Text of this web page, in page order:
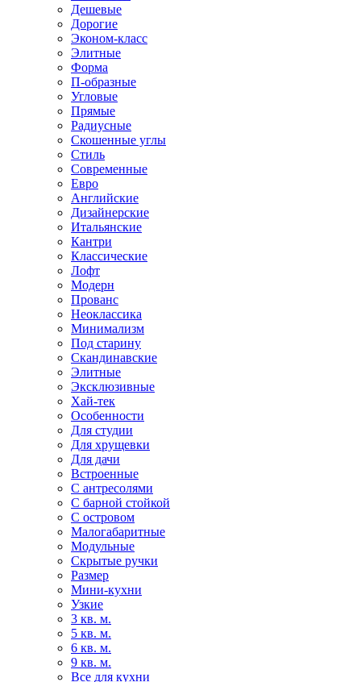
Дешевые
Дорогие
Эконом-класс
Элитные
Форма
П-образные
Угловые
Прямые
Радиусные
Скошенные углы
Стиль
Современные
Евро
Английские
Дизайнерские
Итальянские
Кантри
Классические
Лофт
Модерн
Прованс
Неоклассика
Минимализм
Под старину
Скандинавские
Элитные
Эксклюзивные
Хай-тек
Особенности
Для студии
Для хрущевки
Для дачи
Встроенные
С антресолями
С барной стойкой
С островом
Малогабаритные
Модульные
Скрытые ручки
Размер
Мини-кухни
Узкие
3 кв. м.
5 кв. м.
6 кв. м.
9 кв. м.
Все для кухни